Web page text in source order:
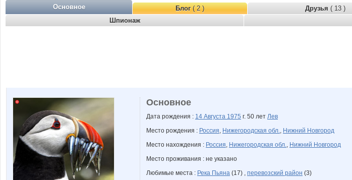
Основное Блог( 2 ) Друзья ( 13 )
Шпионаж
Основное
Дата рождения : 14 Августа 1975 г. 50 лет Лев
Место рождения : Россия, Нижегородская обл., Нижний Новгород
Место нахождения : Россия, Нижегородская обл., Нижний Новгород
Место проживания : не указано
Любимые места : Река Пьяна (17) , перевозский район (3)